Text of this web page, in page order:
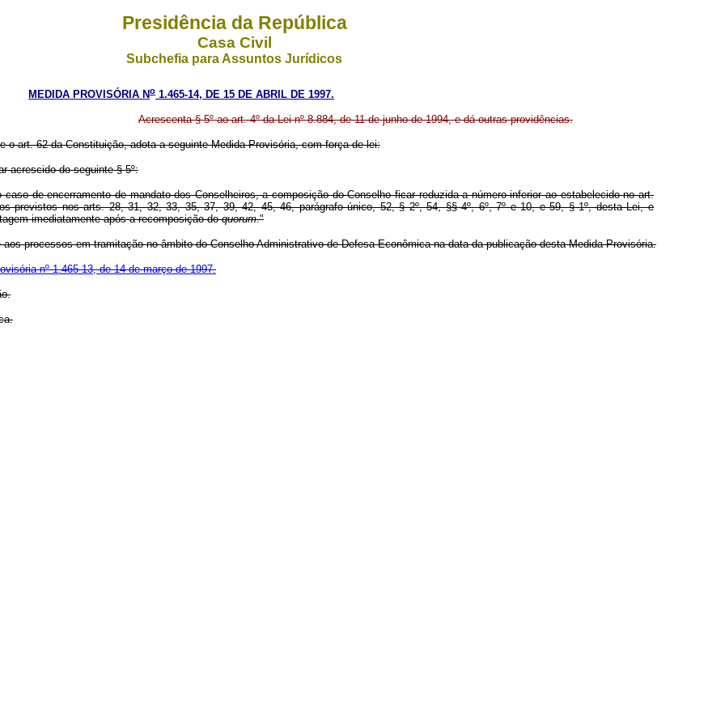
Presidência da República
Casa Civil
Subchefia para Assuntos Jurídicos
MEDIDA PROVISÓRIA No 1.465-14, DE 15 DE ABRIL DE 1997.
Acrescenta § 5º ao art. 4º da Lei nº 8.884, de 11 de junho de 1994, e dá outras providências.
o art. 62 da Constituição, adota a seguinte Medida Provisória, com força de lei:
acrescido do seguinte § 5º:
de encerramento de mandato dos Conselheiros, a composição do Conselho ficar reduzida a número inferior ao estabelecido no art.
previstos nos arts. 28, 31, 32, 33, 35, 37, 39, 42, 45, 46, parágrafo único, 52, § 2º, 54, §§ 4º, 6º, 7º e 10, e 59, § 1º, desta Lei, e
imediatamente após a recomposição doquorum."
processos em tramitação no âmbito do Conselho Administrativo de Defesa Econômica na data da publicação desta Medida Provisória.
nº 1.465-13, de 14 de março de 1997.